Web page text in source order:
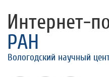
Интернет-
РАН
Вологодский научный